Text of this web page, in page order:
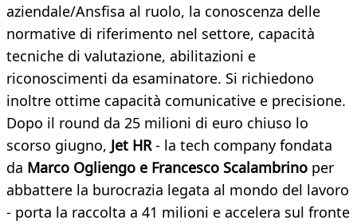
aziendale/Ansfisa al ruolo, la conoscenza delle
normative di riferimento nel settore, capacità
tecniche di valutazione, abilitazioni e
riconoscimenti da esaminatore. Si richiedono
inoltre ottime capacità comunicative e precisione.
Dopo il round da 25 milioni di euro chiuso lo
scorso giugno, Jet HR- la tech company fondata
da Marco Ogliengo e Francesco Scalambrino per
abbattere la burocrazia legata al mondo del lavoro
- porta la raccolta a 41 milioni e accelera sul fronte